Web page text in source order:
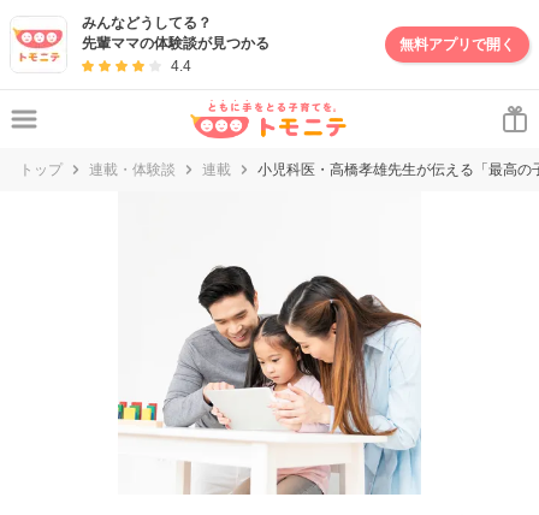
みんなどうしてる？
先輩ママの体験談が見つかる
4.4
無料アプリで開く
トップ 連載・体験談 連載 小児科医・高橋孝雄先生が伝える「最高